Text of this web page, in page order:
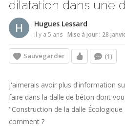
dilatation dans une
Hugues Lessard
il y a 5 ans Mise à jour : 28
Sauvegarder (1)
j'aimerais avoir plus d'information
faire dans la dalle de béton dont
"Construction de la dalle
comment ?